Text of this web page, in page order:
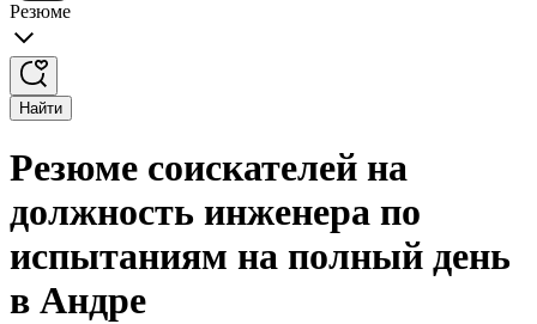
Резюме
Найти
Резюме соискателей на
должность инженера по
испытаниям на полный день
в Андре